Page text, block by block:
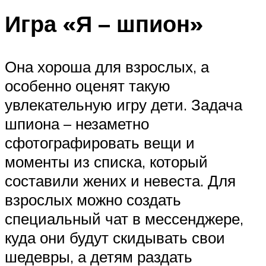
Игра «Я – шпион»
Она хороша для взрослых, а
особенно оценят такую
увлекательную игру дети. Задача
шпиона – незаметно
сфотографировать вещи и
моменты из списка, который
составили жених и невеста. Для
взрослых можно создать
специальный чат в мессенджере,
куда они будут скидывать свои
шедевры, а детям раздать